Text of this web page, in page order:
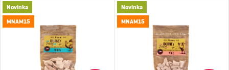
z
Nejdražší
Nejprodávanější
Abecedně
V
Novinka
MNAM15
Novinka
MNAM15